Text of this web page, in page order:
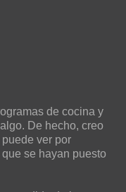
de cocina y
De hecho, creo
ver por
se hayan puesto